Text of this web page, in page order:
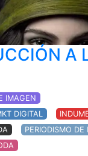
A
IMAGEN
DIGITAL
PERIODISMO DE